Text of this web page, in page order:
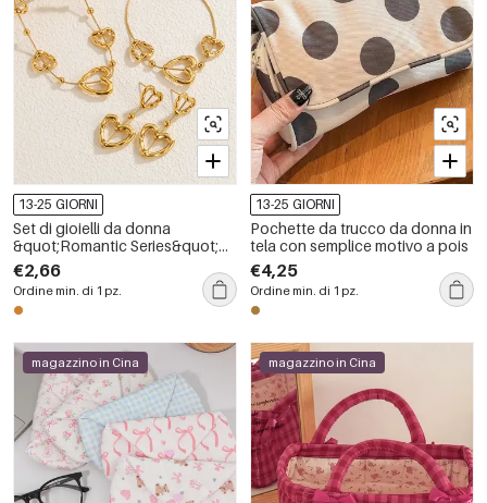
13-25 GIORNI
Set di gioielli da donna
&quot;Romantic Series&quot;
con elegante cuore in acciaio
inossidabile, impermeabile e
color oro.
€2,66
Ordine min. di 1 pz.
13-25 GIORNI
Pochette da trucco da donna in
tela con semplice motivo a pois
€4,25
Ordine min. di 1 pz.
magazzino in Cina magazzino in Cina